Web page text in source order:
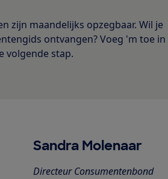
zijn maandelijks opzegbaar. Wil je
ontvangen? Voeg 'm toe in
volgende stap.
Sandra Molenaar
Directeur Consumentenbond